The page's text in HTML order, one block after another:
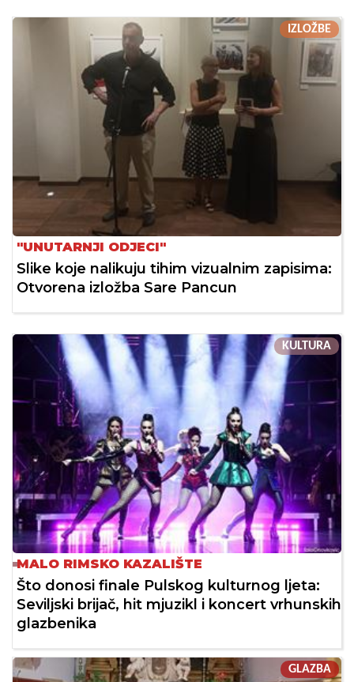
IZLOŽBE
"UNUTARNJI ODJECI"
Slike koje nalikuju tihim vizualnim zapisima:
Otvorena izložba Sare Pancun
KULTURA
MALO RIMSKO KAZALIŠTE
Što donosi finale Pulskog kulturnog ljeta:
Seviljski brijač, hit mjuzikl i koncert vrhunskih
glazbenika
GLAZBA